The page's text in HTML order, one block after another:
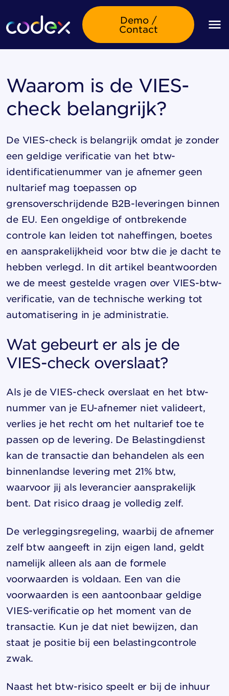
Demo /
Contact
Waarom is de VIES-
check belangrijk?
De VIES-check is belangrijk omdat je zonder
een geldige verificatie van het btw-
identificatienummer van je afnemer geen
nultarief mag toepassen op
grensoverschrijdende B2B-leveringen binnen
de EU. Een ongeldige of ontbrekende
controle kan leiden tot naheffingen, boetes
en aansprakelijkheid voor btw die je dacht te
hebben verlegd. In dit artikel beantwoorden
we de meest gestelde vragen over VIES-btw-
verificatie, van de technische werking tot
automatisering in je administratie.
Wat gebeurt er als je de
VIES-check overslaat?
Als je de VIES-check overslaat en het btw-
nummer van je EU-afnemer niet valideert,
verlies je het recht om het nultarief toe te
passen op de levering. De Belastingdienst
kan de transactie dan behandelen als een
binnenlandse levering met 21% btw,
waarvoor jij als leverancier aansprakelijk
bent. Dat risico draag je volledig zelf.
De verleggingsregeling, waarbij de afnemer
zelf btw aangeeft in zijn eigen land, geldt
namelijk alleen als aan de formele
voorwaarden is voldaan. Een van die
voorwaarden is een aantoonbaar geldige
VIES-verificatie op het moment van de
transactie. Kun je dat niet bewijzen, dan
staat je positie bij een belastingcontrole
zwak.
Naast het btw-risico speelt er bij de inhuur